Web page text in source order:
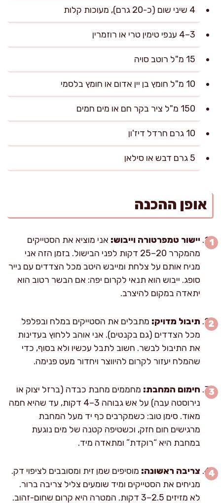
4 שיני שום (כ-20 גרם), מעוכות קלות
3–4 ענפי טימין טרי או רוזמרין
15 מ"ל רוטב סויה
10 מ"ל חומץ בן יין אדום או חומץ בלסמי
150 מ"ל ציר בקר חם או מים חמים
10 גרם חרדל דיז'ון
5 גרם דבש או סילאן
אופן ההכנה
יישור טמפרטורה וייבוש: אני מוציא את הסטייקים
מהמקרר 20–25 דקות לפני הבישול. בזמן הזה אני
מניח אותם על צלחת ומייבש היטב מכל הצדדים עם נייר
סופג. ייבוש הוא תנאי לקרום יפה: אם הבשר רטוב הוא
יתאדה במקום להיצרב.
תיבול מדויק: מתבלים את הסטייקים במלח ובפלפל
מכל הצדדים (גם בקנטים). אני אוהב ללחוץ בעדינות
את התיבול לבשר. חשוב לתבל עכשיו ולא בסוף, כדי
שהמלח יעזור לקרום להיווצר ויחדור מעט פנימה.
חימום המחבת: מחממים מחבת כבדה (ברזל יצוק או
נירוסטה עבה) על אש גבוהה 3–4 דקות, עד שהיא חמה
מאוד. סימן טוב: כשמקרבים כף יד מעל המחבת
מרגישים חום חזק, וכשטיפה קטנה של מים נוגעת
במחבת היא “רוקדת” ומתאדה מיד.
צריבה ראשונה: מוסיפים שמן זית ומסובבים לציפוי דק.
מניחים את הסטייקים ומיד שומעים צליל צריבה ברור.
לא מזיזים 2.5–3 דקות. המטרה היא קרום שחום-זהוב.